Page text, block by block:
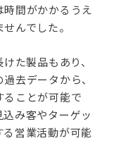
間がかかるうえ
んでした。
た製品もあり、
去データから、
ことが可能で
み客やターゲッ
営業活動が可能